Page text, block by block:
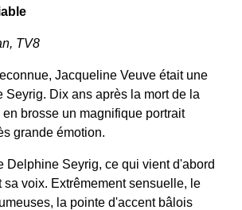
TV8
Jacqueline Veuve était une
Seyrig. Dix ans après la mort de la
brosse un magnifique portrait
grande émotion.
Delphine Seyrig, ce qui vient d'abord
sa voix. Extrêmement sensuelle, le
la pointe d'accent bâlois